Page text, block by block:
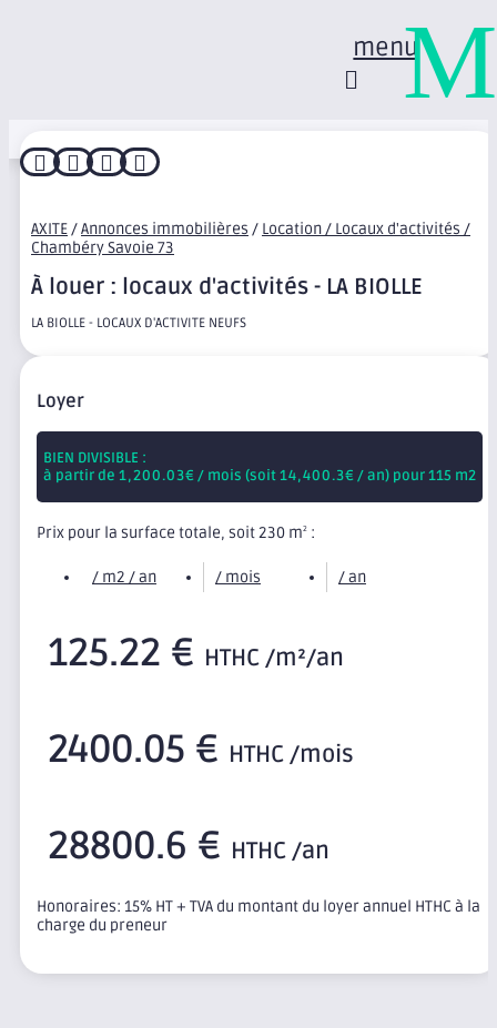
menu
   
AXITE/Annonces immobilières / Location / Locaux d'activités /
Chambéry Savoie 73
À louer : locaux d'activités - LA BIOLLE
LA BIOLLE - LOCAUX D'ACTIVITE NEUFS
Loyer
BIEN DIVISIBLE :
à partir de 1,200.03€ / mois (soit14,400.3€ / an) pour 115 m2
Prix pour la surface totale, soit 230 m2 :
/ m2 / an / mois / an
125.22 € HTHC /m²/an
2400.05 € HTHC /mois
28800.6 € HTHC /an
Honoraires: 15% HT + TVA du montant du loyer annuel HTHC à la
charge du preneur
M